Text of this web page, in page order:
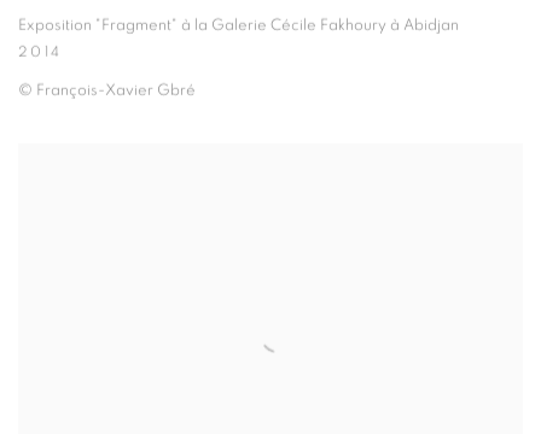
Exposition "Fragment" à la Galerie Cécile Fakhoury à Abidjan
2014
© François-Xavier Gbré